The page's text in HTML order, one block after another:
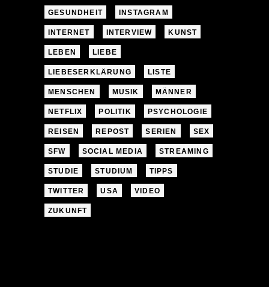
GESUNDHEIT INSTAGRAM
INTERNET INTERVIEW KUNST
LEBEN LIEBE
LIEBESERKLÄRUNG LISTE
MENSCHEN MUSIK MÄNNER
NETFLIX POLITIK PSYCHOLOGIE
REISEN REPOST SERIEN SEX
SFW SOCIAL MEDIA STREAMING
STUDIE STUDIUM TIPPS
TWITTER USA VIDEO
ZUKUNFT